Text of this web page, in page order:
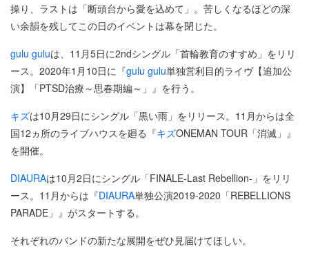
操り、ラストは「断頭台から愛を込めて」。苦しくなるほどの深
い余韻を残してこの日のイベントは幕を閉じた。
gulu guluは、11月5日に2ndシングル「首輪教育のすすめ」をリリ
ース。2020年1月10日に『gulu gulu単独営利目的ライヴ【追加公
演】「PTSD治療～思春期編～」』を行う。
キズは10月29日にシングル「黒い雨」をリリース。11月からは全
国12ヵ所のライブハウスを廻る『キズONEMAN TOUR「消滅」』
を開催。
DIAURAは10月2日にシングル「FINALE-Last Rebellion-」をリリ
ース。11月からは『DIAURA単独公演2019-2020「REBELLIONS
PARADE」』がスタートする。
それぞれのバンドの新たな展開をぜひ見届けてほしい。